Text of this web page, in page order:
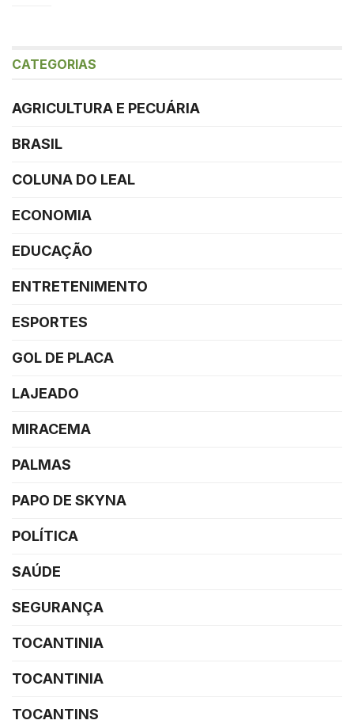
CATEGORIAS
AGRICULTURA E PECUÁRIA
BRASIL
COLUNA DO LEAL
ECONOMIA
EDUCAÇÃO
ENTRETENIMENTO
ESPORTES
GOL DE PLACA
LAJEADO
MIRACEMA
PALMAS
PAPO DE SKYNA
POLÍTICA
SAÚDE
SEGURANÇA
TOCANTINIA
TOCANTINIA
TOCANTINS